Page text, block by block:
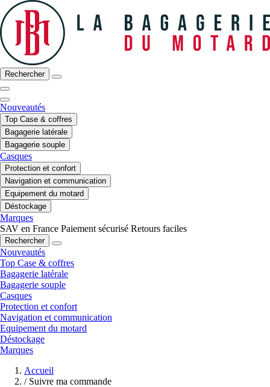
Rechercher
Nouveautés
Top Case & coffres
Bagagerie latérale
Bagagerie souple
Casques
Protection et confort
Navigation et communication
Equipement du motard
Déstockage
Marques
SAV en France Paiement sécurisé Retours faciles
Rechercher
Nouveautés
Top Case & coffres
Bagagerie latérale
Bagagerie souple
Casques
Protection et confort
Navigation et communication
Equipement du motard
Déstockage
Marques
Accueil
/ Suivre ma commande